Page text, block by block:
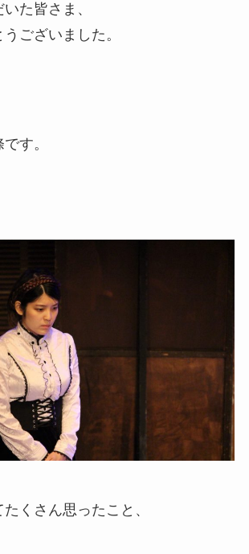
た皆さま、
ございました。
す。
くさん思ったこと、